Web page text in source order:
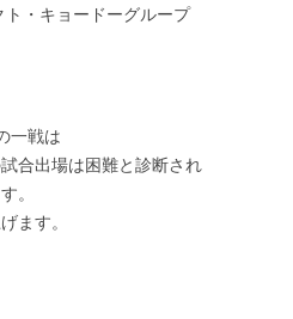
・キョードーグループ
一戦は
合出場は困難と診断され
。
ます。